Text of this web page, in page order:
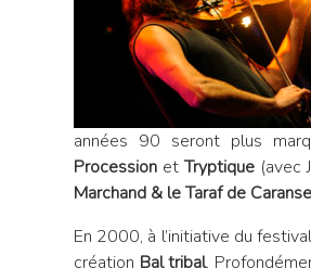
années 90 seront plus
Procession et Tryptique(avec
Marchand & le Taraf de
En 2000, à l’initiative du
création Bal tribal.